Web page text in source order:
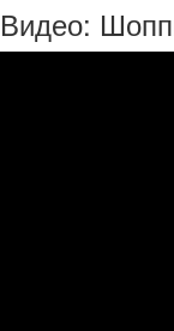
Видео: